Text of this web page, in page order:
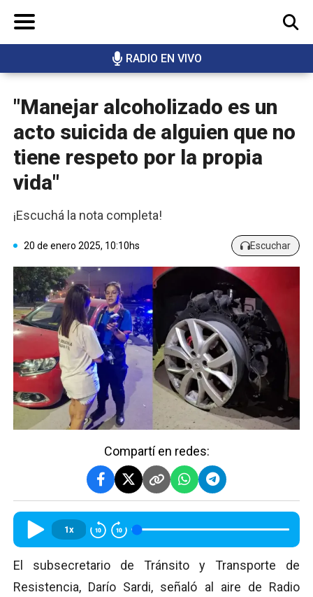
RADIO EN VIVO
BUSCAR
"Manejar alcoholizado es un
acto suicida de alguien que no
tiene respeto por la propia
vida"
¡Escuchá la nota completa!
20 de enero 2025, 10:10hs Escuchar
Compartí en redes:
1x
El subsecretario de Tránsito y Transporte de
Resistencia, Darío Sardi, señaló al aire de Radio